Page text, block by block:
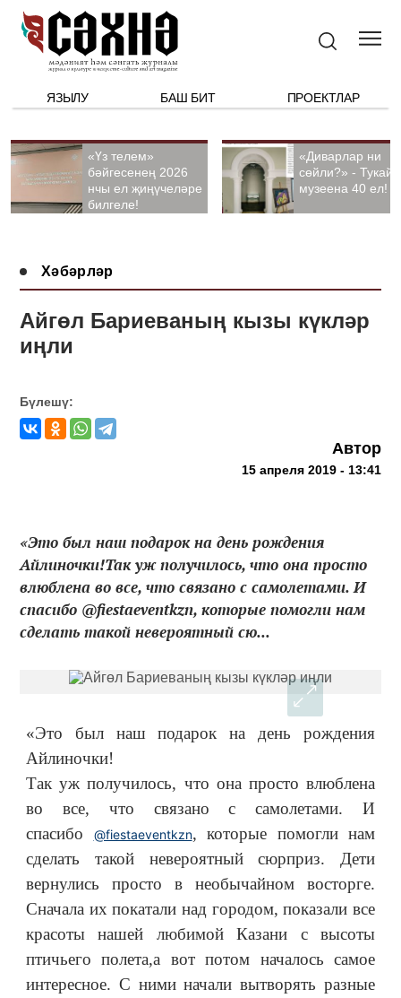
ЯЗЫЛУ БАШ БИТ ПРОЕКТЛАР
«Үз телем»
бәйгесенең 2026
нчы ел җиңүчеләре
билгеле!
«Диварлар ни
сөйли?» - Тукай
музеена 40 ел!
Хәбәрләр
Айгөл Бариеваның кызы күкләр
иңли
Бүлешү:
Автор
15 апреля 2019 - 13:41
«Это был наш подарок на день рождения
Айлиночки!Так уж получилось, что она просто
влюблена во все, что связано с самолетами. И
спасибо @fiestaeventkzn, которые помогли нам
сделать такой невероятный сю...
«Это был наш подарок на день рождения
Айлиночки!
Так уж получилось, что она просто влюблена
во все, что связано с самолетами. И
спасибо
@fiestaeventkzn, которые помогли нам
сделать такой невероятный сюрприз. Дети
вернулись просто в необычайном восторге.
Сначала их покатали над городом, показали все
красоты нашей любимой Казани с высоты
птичьего полета,а вот потом началось самое
интересное. С ними начали вытворять разные